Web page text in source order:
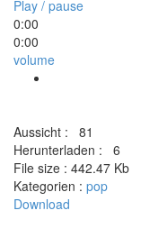
Play / pause
0:00
0:00
volume
Aussicht :
81
Herunterladen :
6
File size : 442.47 Kb
Kategorien : pop
Download